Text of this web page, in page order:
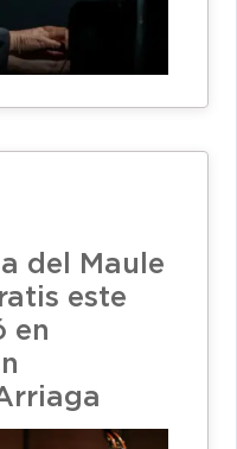
del Maule
este
en